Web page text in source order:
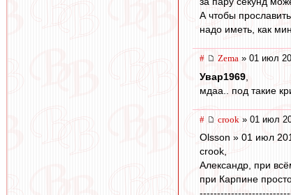
А чтобы
надо иметь, как
# Zema » 01 июл
Увар1969
мдаа.. под такие
# crook » 01 июл
Olsson » 01 июл
crook,
Александр, при
при Карпине